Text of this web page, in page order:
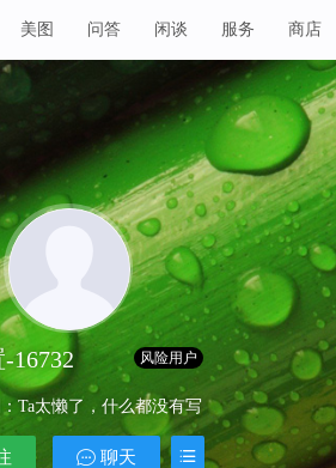
美图 问答 闲谈 服务 商店
16732 Lv 1 风险用户
Ta太懒了，什么都没有写
聊天